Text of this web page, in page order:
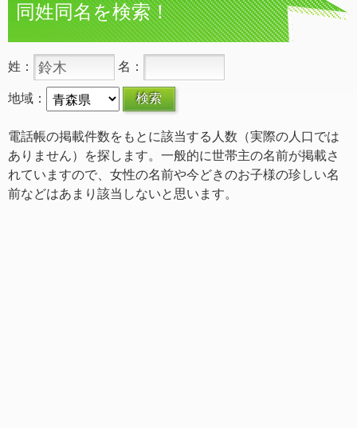
同姓同名を検索！
姓： 名：
地域：
電話帳の掲載件数をもとに該当する人数（実際の人口では
ありません）を探します。一般的に世帯主の名前が掲載さ
れていますので、女性の名前や今どきのお子様の珍しい名
前などはあまり該当しないと思います。